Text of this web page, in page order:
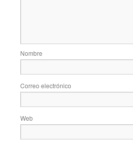
Nombre
Correo electrónico
Web